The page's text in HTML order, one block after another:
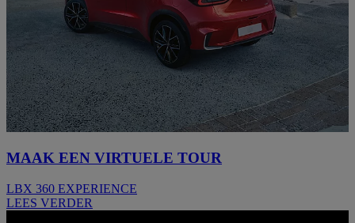
MAAK EEN VIRTUELE TOUR
LBX 360 EXPERIENCE
LEES VERDER